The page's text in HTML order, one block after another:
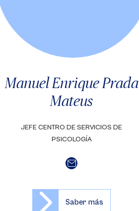
Manuel Enrique Prada
Mateus
JEFE CENTRO DE SERVICIOS DE
PSICOLOGÍA
Saber más